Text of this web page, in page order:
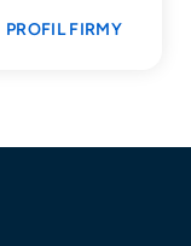
PROFIL FIRMY